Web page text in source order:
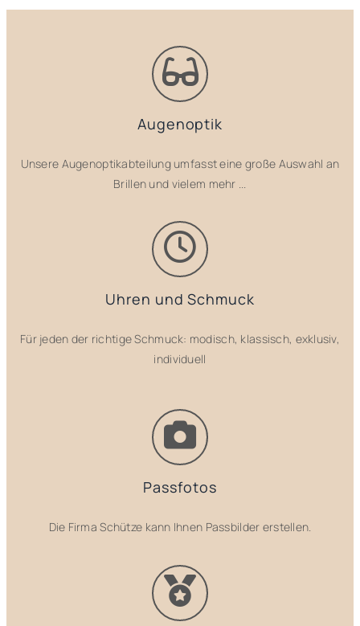
Augenoptik
Unsere Augenoptikabteilung umfasst eine große Auswahl an
Brillen und vielem mehr ...
Uhren und Schmuck
Für jeden der richtige Schmuck: modisch, klassisch, exklusiv,
individuell
Passfotos
Die Firma Schütze kann Ihnen Passbilder erstellen.